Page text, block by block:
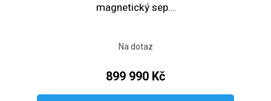
magnetický sep...
Na dotaz
899 990 Kč